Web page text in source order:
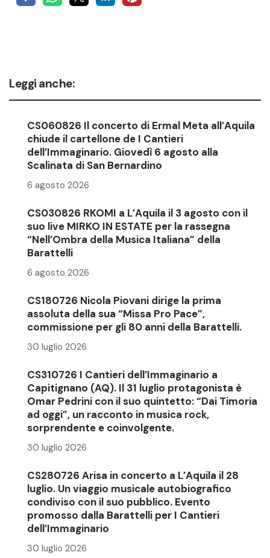
Leggi anche:
CS060826 Il concerto di Ermal Meta all’Aquila
chiude il cartellone de I Cantieri
dell’Immaginario. Giovedì 6 agosto alla
Scalinata di San Bernardino
6 agosto 2026
CS030826 RKOMI a L’Aquila il 3 agosto con il
suo live MIRKO IN ESTATE per la rassegna
“Nell’Ombra della Musica Italiana” della
Barattelli
6 agosto 2026
CS180726 Nicola Piovani dirige la prima
assoluta della sua “Missa Pro Pace”,
commissione per gli 80 anni della Barattelli.
30 luglio 2026
CS310726 I Cantieri dell’Immaginario a
Capitignano (AQ). Il 31 luglio protagonista è
Omar Pedrini con il suo quintetto: “Dai Timoria
ad oggi”, un racconto in musica rock,
sorprendente e coinvolgente.
30 luglio 2026
CS280726 Arisa in concerto a L’Aquila il 28
luglio. Un viaggio musicale autobiografico
condiviso con il suo pubblico. Evento
promosso dalla Barattelli per I Cantieri
dell’Immaginario
30 luglio 2026